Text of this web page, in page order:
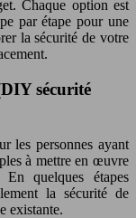
Chaque option est
par étape pour une
la sécurité de votre
sécurité
les personnes ayant
à mettre en œuvre
quelques étapes
la sécurité de
existante.